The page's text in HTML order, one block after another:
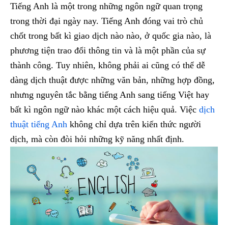
Tiếng Anh là một trong những ngôn ngữ quan trọng
trong thời đại ngày nay. Tiếng Anh đóng vai trò chủ
chốt trong bất kì giao dịch nào nào, ở quốc gia nào, là
phương tiện trao đổi thông tin và là một phần của sự
thành công. Tuy nhiên, không phải ai cũng có thể dễ
dàng dịch thuật được những văn bản, những hợp đồng,
nhưng nguyên tắc bằng tiếng Anh sang tiếng Việt hay
bất kì ngôn ngữ nào khác một cách hiệu quả. Việc dịch
thuật tiếng Anh không chỉ dựa trên kiến thức người
dịch, mà còn đòi hỏi những kỹ năng nhất định.